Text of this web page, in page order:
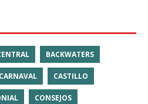
BACKWATERS
CARNAVAL CASTILLO
CONSEJOS